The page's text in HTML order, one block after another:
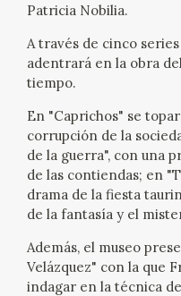
FRANCISCO DE GOYA
EL VIAJE DE GOYA
Patricia Nobilia.
A través de cinco
adentrará en la obra
tiempo.
En "Caprichos" se
corrupción de la
de la guerra", con una
de las contiendas; en
drama de la fiesta
de la fantasía y el
Además, el museo
Velázquez" con la que
indagar en la técnica